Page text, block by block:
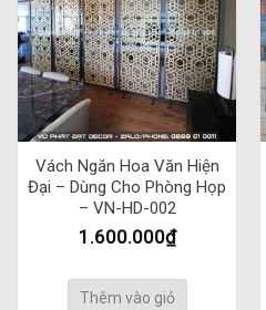
Vách Ngăn Hoa Văn Hiện
Đại – Dùng Cho Phòng Họp
– VN-HD-002
1.600.000₫
Thêm vào giỏ